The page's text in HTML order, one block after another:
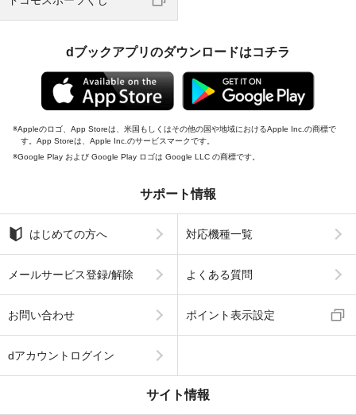
dブックアプリのダウンロードはコチラ
Appleのロゴ、App Storeは、米国もしくはその他の国や地域におけるApple Inc.の商標で
す。App Storeは、Apple Inc.のサービスマークです。
Google Play および Google Play ロゴは Google LLC の商標です。
サポート情報
はじめての方へ 対応機種一覧
メールサービス登録/解除 よくある質問
お問い合わせ ポイント表示設定
dアカウントログイン
サイト情報